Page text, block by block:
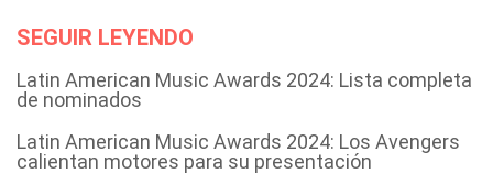
SEGUIR LEYENDO
Latin American Music Awards 2024: Lista completa
de nominados
Latin American Music Awards 2024: Los Avengers
calientan motores para su presentación